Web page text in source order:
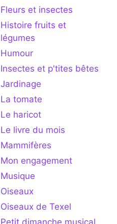
Fleurs et insectes
Histoire fruits et
légumes
Humour
Insectes et p'tites bêtes
Jardinage
La tomate
Le haricot
Le livre du mois
Mammifères
Mon engagement
Musique
Oiseaux
Oiseaux de Texel
Petit dimanche musical